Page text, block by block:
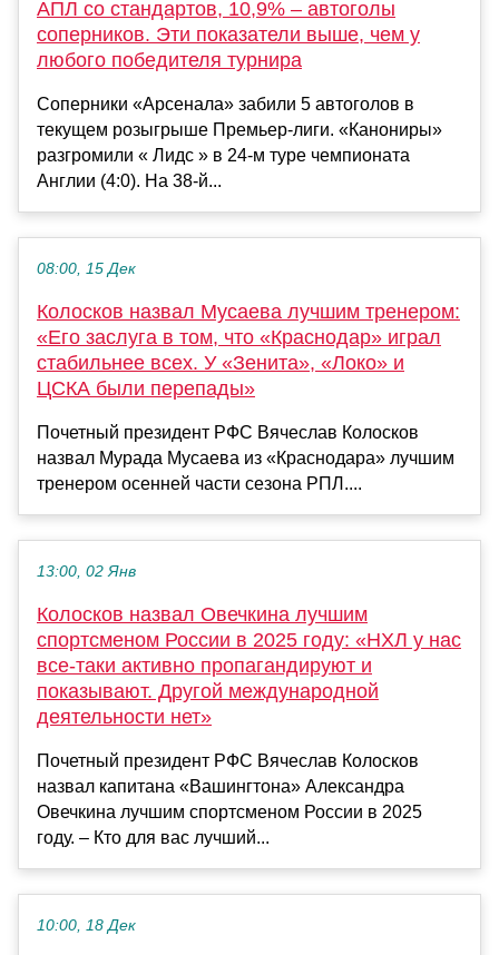
АПЛ со стандартов, 10,9% – автоголы
соперников. Эти показатели выше, чем у
любого победителя турнира
Соперники «Арсенала» забили 5 автоголов в
текущем розыгрыше Премьер-лиги. «Канониры»
разгромили « Лидс » в 24-м туре чемпионата
Англии (4:0). На 38-й...
08:00, 15 Дек
Колосков назвал Мусаева лучшим тренером:
«Его заслуга в том, что «Краснодар» играл
стабильнее всех. У «Зенита», «Локо» и
ЦСКА были перепады»
Почетный президент РФС Вячеслав Колосков
назвал Мурада Мусаева из «Краснодара» лучшим
тренером осенней части сезона РПЛ....
13:00, 02 Янв
Колосков назвал Овечкина лучшим
спортсменом России в 2025 году: «НХЛ у нас
все‑таки активно пропагандируют и
показывают. Другой международной
деятельности нет»
Почетный президент РФС Вячеслав Колосков
назвал капитана «Вашингтона» Александра
Овечкина лучшим спортсменом России в 2025
году. – Кто для вас лучший...
10:00, 18 Дек